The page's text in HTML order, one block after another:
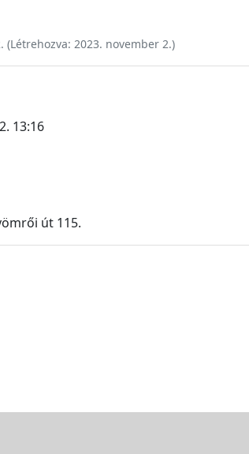
(Létrehozva: 2023. november 2.)
13:16
út 115.